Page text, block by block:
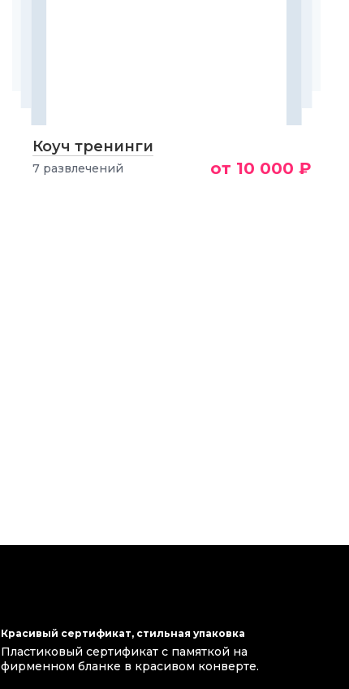
Коуч тренинги
7 развлечений от 10 000 ₽
Красивый сертификат, стильная упаковка
Пластиковый сертификат с памяткой на
фирменном бланке в красивом конверте.